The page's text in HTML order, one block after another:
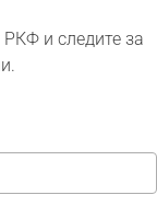
и следите за